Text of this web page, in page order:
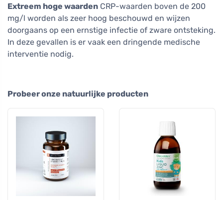
Extreem hoge waarden CRP-waarden boven de 200
mg/l worden als zeer hoog beschouwd en wijzen
doorgaans op een ernstige infectie of zware ontsteking.
In deze gevallen is er vaak een dringende medische
interventie nodig.
Probeer onze natuurlijke producten